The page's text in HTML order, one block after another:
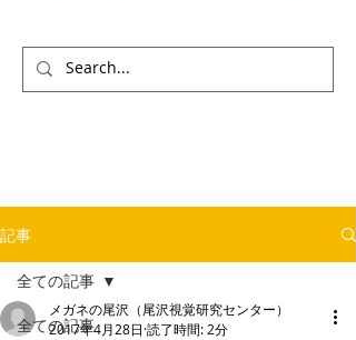
記事
全ての記事
全ての記事
メガネの尾沢（尾沢視覚研究センター）
2017年4月28日 読了時間: 2分